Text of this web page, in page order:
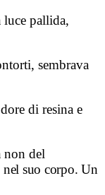
luce pallida,
sembrava
di resina e
non del
nel suo corpo. Un